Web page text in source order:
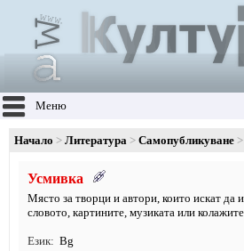
Меню
Начало Литература Самопубликуване
Усмивка
Място за творци и автори, които искат да
словото, картините, музиката или
Език
Bg